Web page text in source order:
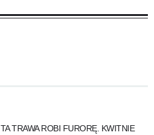
TA TRAWA ROBI FURORĘ. KWITNIE